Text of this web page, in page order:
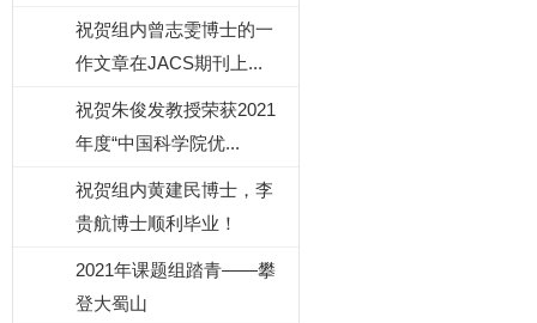
祝贺组内曾志雯博士的一
作文章在JACS期刊上...
祝贺朱俊发教授荣获2021
年度“中国科学院优...
祝贺组内黄建民博士，李
贵航博士顺利毕业！
2021年课题组踏青——攀
登大蜀山